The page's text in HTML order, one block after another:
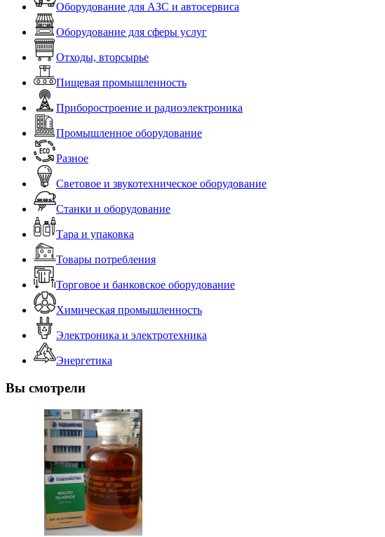
Оборудование для АЗС и автосервиса
Оборудование для сферы услуг
Отходы, вторсырье
Пищевая промышленность
Приборостроение и радиоэлектроника
Промышленное оборудование
Разное
Световое и звукотехническое оборудование
Станки и оборудование
Тара и упаковка
Товары потребления
Торговое и банковское оборудование
Химическая промышленность
Электроника и электротехника
Энергетика
Вы смотрели